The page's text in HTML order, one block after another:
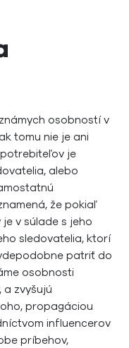
osobností v
tomu nie je ani
je
alebo
že pokiaľ
v súlade s jeho
sledovatelia, ktorí
patriť do
osobnosti
zvyšujú
propagáciou
influencerov
príbehov,